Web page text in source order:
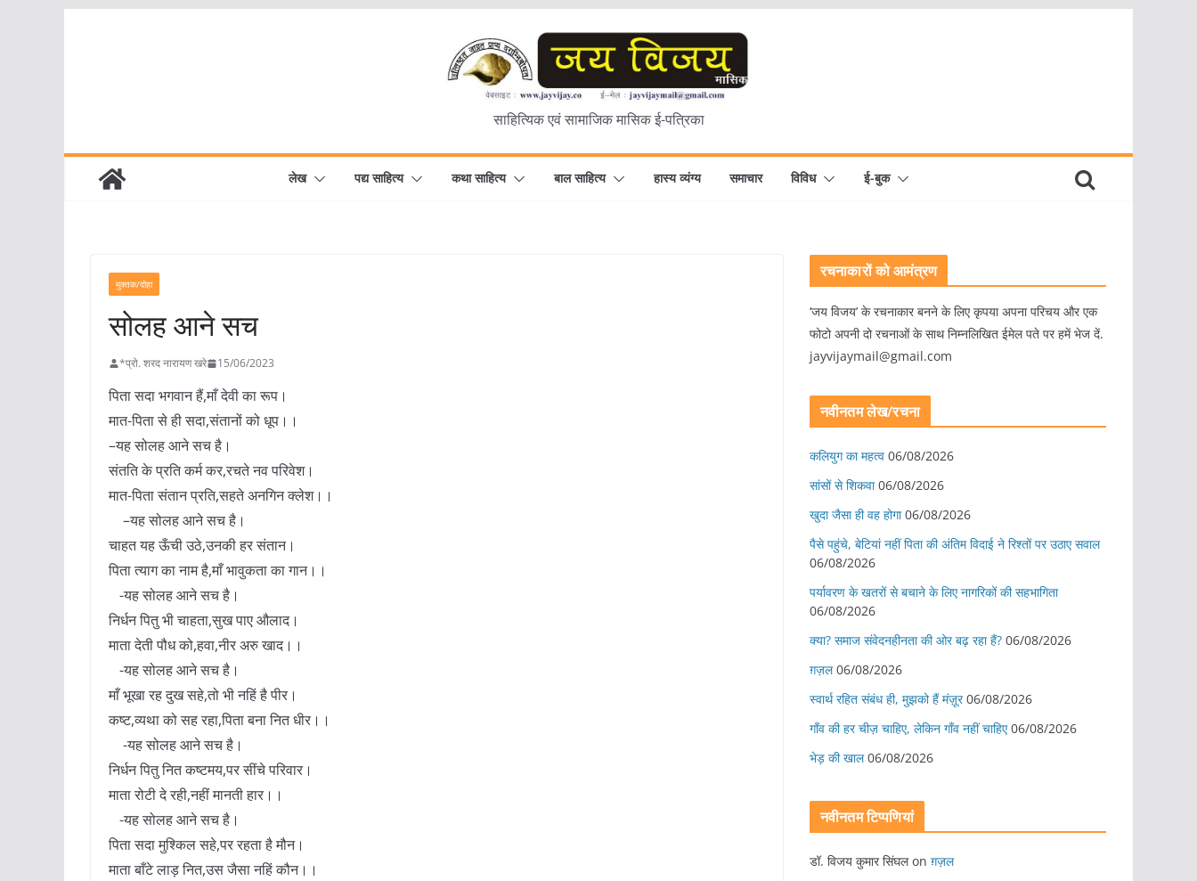
साहित्यिक एवं सामाजिक मासिक ई-पत्रिका
लेख पद्य साहित्य कथा साहित्य बाल साहित्य हास्य व्यंग्य समाचार विविध ई-बुक
मुक्तक/दोहा
सोलह आने सच
*प्रो. शरद नारायण खरे 15/06/2023
पिता सदा भगवान हैं,माँ देवी का रूप।
मात-पिता से ही सदा,संतानों को धूप।।
–यह सोलह आने सच है।
संतति के प्रति कर्म कर,रचते नव परिवेश।
मात-पिता संतान प्रति,सहते अनगिन क्लेश।।
–यह सोलह आने सच है।
चाहत यह ऊँची उठे,उनकी हर संतान।
पिता त्याग का नाम है,माँ भावुकता का गान।।
-यह सोलह आने सच है।
निर्धन पितु भी चाहता,सुख पाए औलाद।
माता देती पौध को,हवा,नीर अरु खाद।।
-यह सोलह आने सच है।
माँ भूखा रह दुख सहे,तो भी नहिं है पीर।
कष्ट,व्यथा को सह रहा,पिता बना नित धीर।।
-यह सोलह आने सच है।
निर्धन पितु नित कष्टमय,पर सींचे परिवार।
माता रोटी दे रही,नहीं मानती हार।।
-यह सोलह आने सच है।
पिता सदा मुश्किल सहे,पर रहता है मौन।
माता बाँटे लाड़ नित,उस जैसा नहिं कौन।।
रचनाकारों को आमंत्रण
‘जय विजय’ के रचनाकार बनने के लिए कृपया अपना परिचय और एक
फोटो अपनी दो रचनाओं के साथ निम्नलिखित ईमेल पते पर हमें भेज दें.
jayvijaymail@gmail.com
नवीनतम लेख/रचना
कलियुग का महत्व 06/08/2026
सांसों से शिकवा 06/08/2026
खुदा जैसा ही वह होगा 06/08/2026
पैसे पहुंचे, बेटियां नहीं पिता की अंतिम विदाई ने रिश्तों पर उठाए सवाल
06/08/2026
पर्यावरण के खतरों से बचाने के लिए नागरिकों की सहभागिता
06/08/2026
क्या? समाज संवेदनहीनता की ओर बढ़ रहा हैं? 06/08/2026
ग़ज़ल 06/08/2026
स्वार्थ रहित संबंध ही, मुझको हैं मंज़ूर 06/08/2026
गाँव की हर चीज़ चाहिए, लेकिन गाँव नहीं चाहिए 06/08/2026
भेड़ की खाल 06/08/2026
नवीनतम टिप्पणियां
डॉ. विजय कुमार सिंघलon ग़ज़ल